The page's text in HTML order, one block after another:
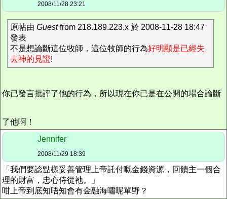
2008/11/28 23:21
原帖由 Guestfrom 218.189.223.x 於 2008-11-28 18:47
發表
不是想論斷這位牧師，這位牧師的行為好明顯是已經失
去神的見證!
你已發言批評了他的行為，所以現在你已是在公開的場合論斷
了他啊！
Jennifer
2008/11/29 18:39
「我們要諗點樣妥善管理上帝託付嘅金錢資源，回饋主一個合
理的財富，忠心侍從祂。」
咁上帝到底知唔知會有金融海嘯呢單野？